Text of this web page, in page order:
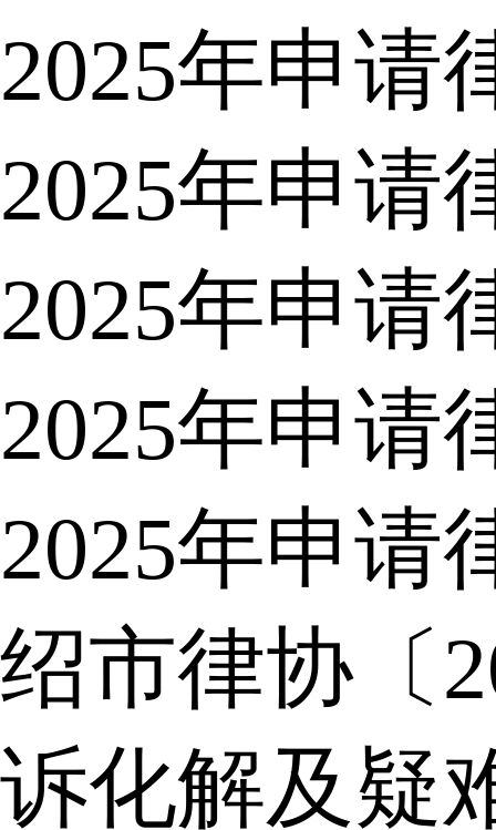
2025年申请
2025年申请
2025年申请
2025年申请
2025年申请
绍市律协〔
诉化解及疑